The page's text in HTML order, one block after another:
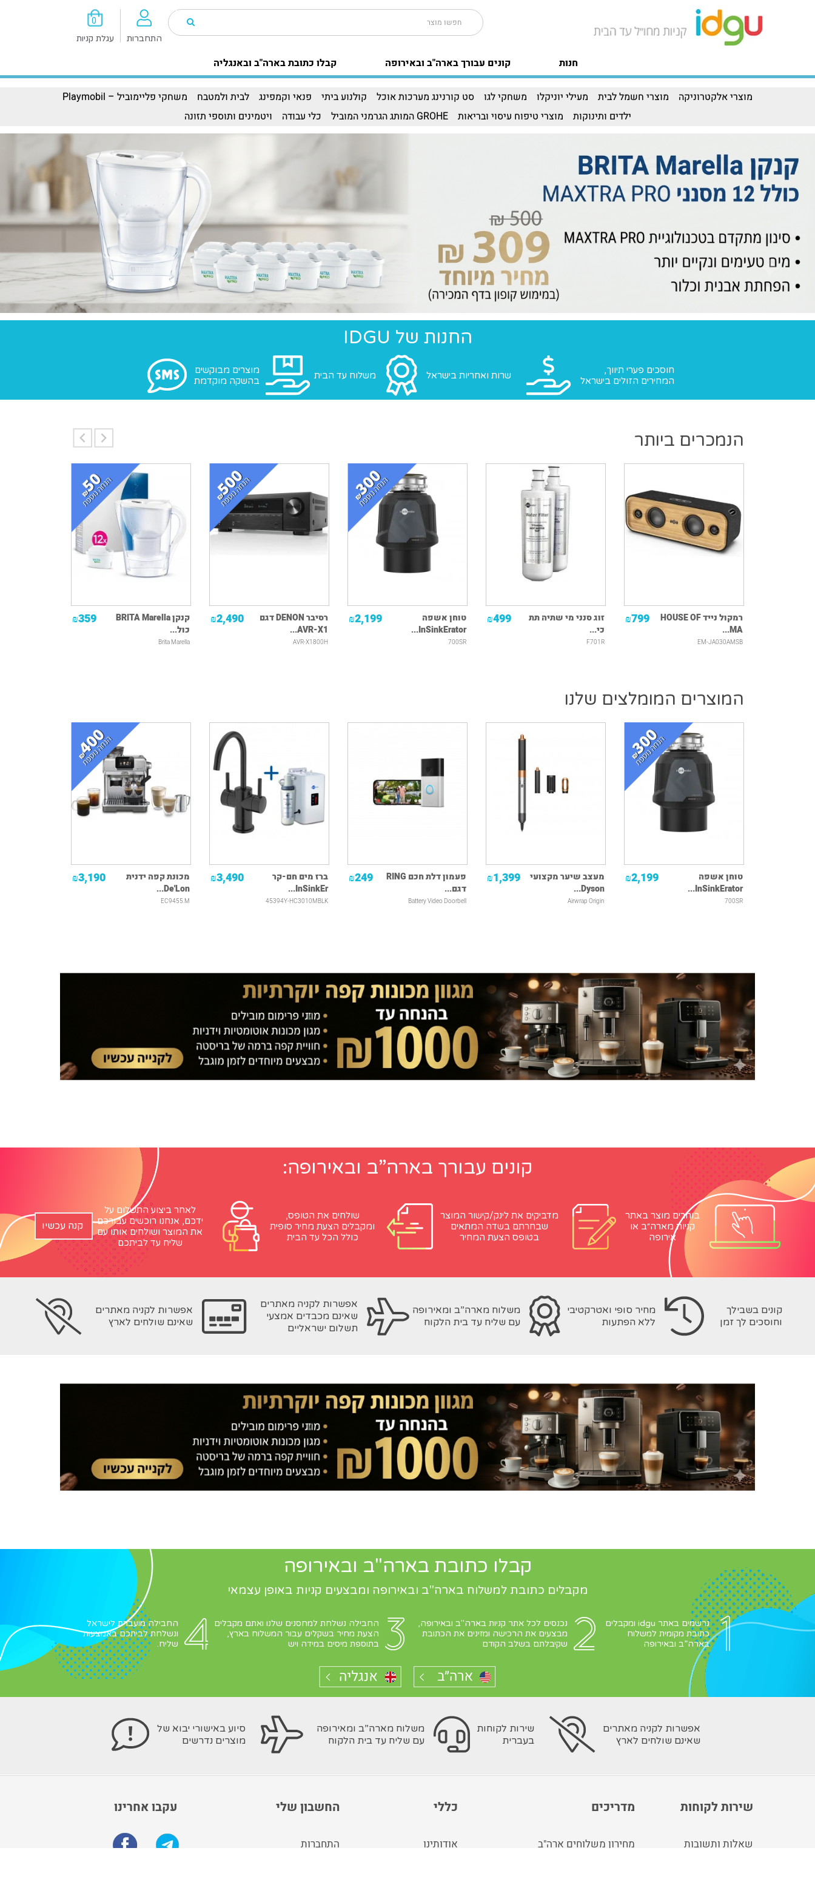
0
עגלת קניות התחברות
קבלו כתובת בארה"ב ובאנגליה קונים עבורך בארה"ב ובאירופה חנות
מוצרי אלקטרוניקה מוצרי חשמל לבית מעילי יוניקלו משחקי לגו סט קורנינג מערכות אוכל קולנוע ביתי פנאי וקמפינג לבית ולמטבח
משחקי פליימוביל – Playmobil
ילדים ותינוקות
מוצרי טיפוח עיסוי ובריאות GROHE המותג הגרמני המוביל כלי עבודה ויטמינים ותוספי תזונה
החנות של IDGU
חוסכים פערי תיווך,
המחירים הזולים בישראל
שרות ואחריות בישראל משלוח עד הבית
מוצרים מבוקשים
בהשקה מוקדמת
הנמכרים ביותר
₪359
קנקן BRITA Marella
כול...
Brita Marella
₪2,490
רסיבר DENON דגם
AVR-X1...
AVR-X1800H
₪2,199
טוחן אשפה
InSinkErator...
700SR
₪499
זוג סנני מי שתיה תת
כי...
F701R
₪799
רמקול נייד HOUSE OF
MA...
EM-JA030AMSB
המוצרים המומלצים שלנו
₪3,190
מכונת קפה ידנית
De'Lon...
EC9455.M
₪3,490
ברז מים חם-קר
InSinkEr...
45394Y-HC3010MBLK
₪249
פעמון דלת חכם RING
דגם...
Battery Video Doorbell
₪1,399
מעצב שיער מקצועי
Dyson...
Airwrap Origin
₪2,199
טוחן אשפה
InSinkErator...
700SR
קונים עבורך בארה”ב ובאירופה:
בוחרים מוצר באתר
קניות מארה״ב או
אירופה
מדביקים את לינק/קישור המוצר
שבחרתם בשדה המתאים
בטופס הצעת המחיר
שולחים את הטופס,
ומקבלים הצעת מחיר סופית
כולל הכל עד הבית
לאחר ביצוע התשלום על
ידכם, אנחנו רוכשים עבורכם
את המוצר ושולחים אותו עם
שליח עד לביתכם
קנה עכשיו
קונים בשבילך
וחוסכים לך זמן
מחיר סופי ואטרקטיבי
ללא הפתעות
משלוח מארה”ב ומאירופה
עם שליח עד בית הלקוח
אפשרות לקניה מאתרים
שאינם מכבדים אמצעי
תשלום ישראליים
אפשרות לקניה מאתרים
שאינם שולחים לארץ
קבלו כתובת בארה"ב ובאירופה
מקבלים כתובת למשלוח בארה"ב ובאירופה ומבצעים קניות באופן עצמאי
נרשמים באתר idgu ומקבלים
כתובת מקומית למשלוח
בארה”ב ובאירופה
נכנסים לכל אתר קניות בארה"ב ובאירופה,
מבצעים את הרכישה ומזינים את הכתובת
שקיבלתם בשלב הקודם
החבילה נשלחת למחסנים שלנו ואתם מקבלים
הצעת מחיר בשקלים עבור המשלוח בארץ,
בתוספת מיסים במידה ויש
החבילה מועברת לישראל
ונשלחת לביתכם באמצעות
שליח.
אפשרות לקניה מאתרים
שאינם שולחים לארץ
שירות לקוחות
בעברית
משלוח מארה”ב ומאירופה
עם שליח עד בית הלקוח
סיוע באישורי יבוא של
מוצרים נדרשים
עקבו אחרינו החשבון שלי
התחברות
כללי
אודותינו
מדריכים
מחירון משלוחים ארה"ב
שירות לקוחות
שאלות ותשובות